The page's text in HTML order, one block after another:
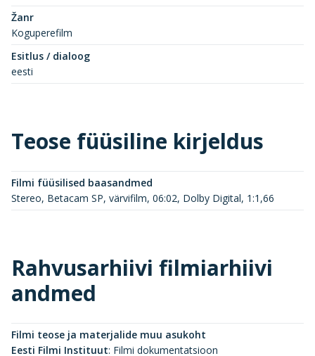
Žanr
Koguperefilm
Esitlus / dialoog
eesti
Teose füüsiline kirjeldus
Filmi füüsilised baasandmed
Stereo, Betacam SP, värvifilm, 06:02, Dolby Digital, 1:1,66
Rahvusarhiivi filmiarhiivi
andmed
Filmi teose ja materjalide muu asukoht
Eesti Filmi Instituut: Filmi dokumentatsioon